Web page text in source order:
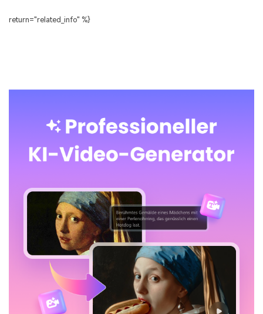
return="related_info" %}